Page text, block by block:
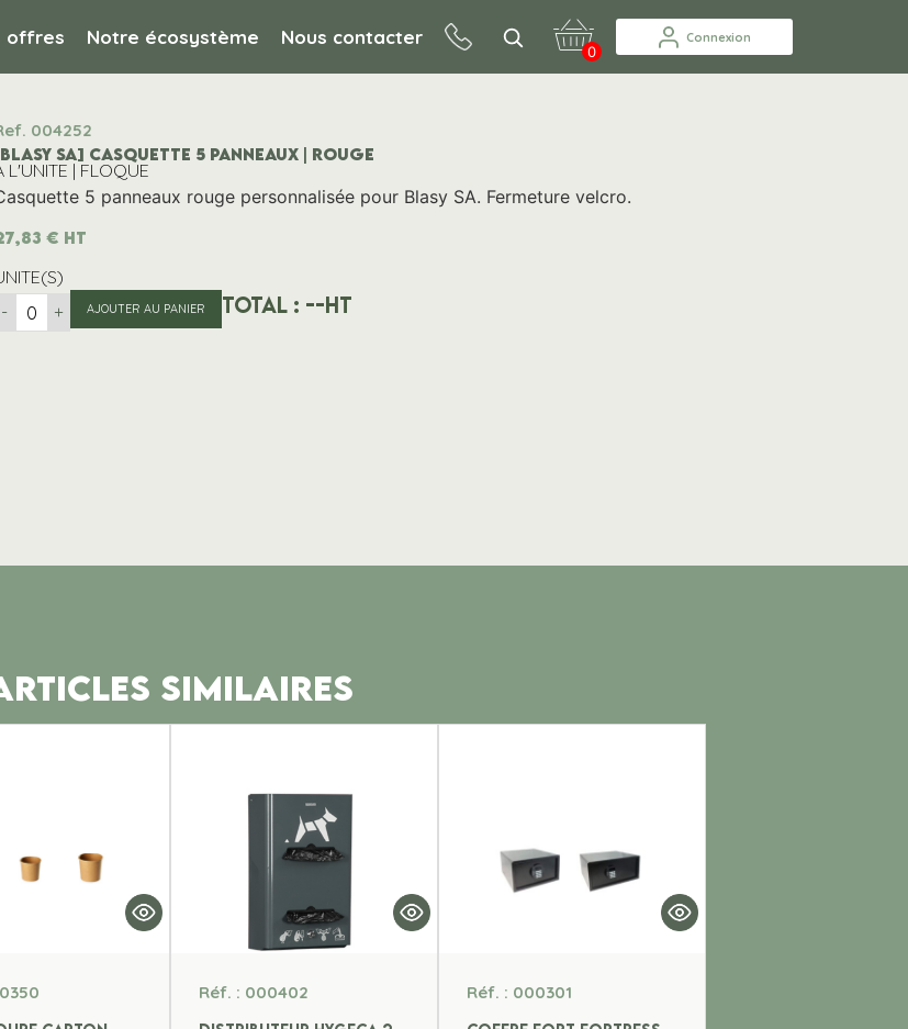
offres Notre écosystème Nous contacter
0
Connexion
004252
SA] CASQUETTE 5 PANNEAUX | ROUGE
L'UNITE | FLOQUE
5 panneaux rouge personnalisée pour Blasy SA. Fermeture velcro.
€ HT
-
+ AJOUTER AU PANIER Total : --HT
SIMILAIRES
Réf. : 000402 Réf. : 000301